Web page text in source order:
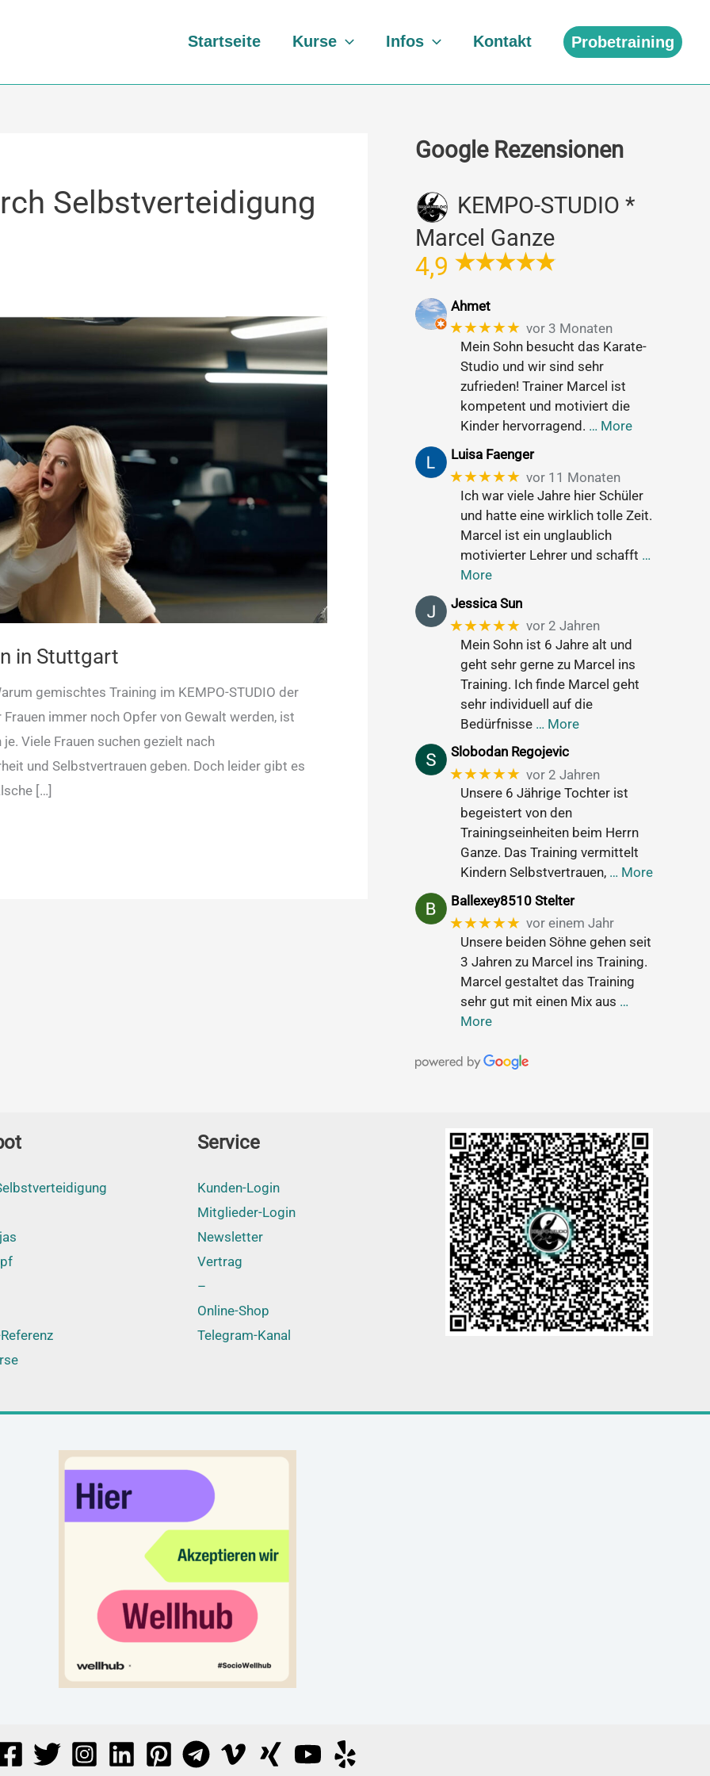
Startseite Kurse Infos Kontakt Probetraining
Selbstverteidigung
in Stuttgart
gemischtes Training im KEMPO-STUDIO der
immer noch Opfer von Gewalt werden, ist
Viele Frauen suchen gezielt nach
und Selbstvertrauen geben. Doch leider gibt es
[…]
Google Rezensionen
KEMPO-STUDIO *
Marcel Ganze
4,9
Ahmet
★★★★★ vor 3 Monaten
Mein Sohn besucht das Karate-
Studio und wir sind sehr
zufrieden! Trainer Marcel ist
kompetent und motiviert die
Kinder hervorragend. … More
Luisa Faenger
★★★★★ vor 11 Monaten
Ich war viele Jahre hier Schüler
und hatte eine wirklich tolle Zeit.
Marcel ist ein unglaublich
motivierter Lehrer und schafft …
More
Jessica Sun
★★★★★ vor 2 Jahren
Mein Sohn ist 6 Jahre alt und
geht sehr gerne zu Marcel ins
Training. Ich finde Marcel geht
sehr individuell auf die
Bedürfnisse … More
Slobodan Regojevic
★★★★★ vor 2 Jahren
Unsere 6 Jährige Tochter ist
begeistert von den
Trainingseinheiten beim Herrn
Ganze. Das Training vermittelt
Kindern Selbstvertrauen, … More
Ballexey8510 Stelter
★★★★★ vor einem Jahr
Unsere beiden Söhne gehen seit
3 Jahren zu Marcel ins Training.
Marcel gestaltet das Training
sehr gut mit einen Mix aus …
More
Service
Kunden-Login
Mitglieder-Login
Newsletter
Vertrag
–
Online-Shop
Telegram-Kanal